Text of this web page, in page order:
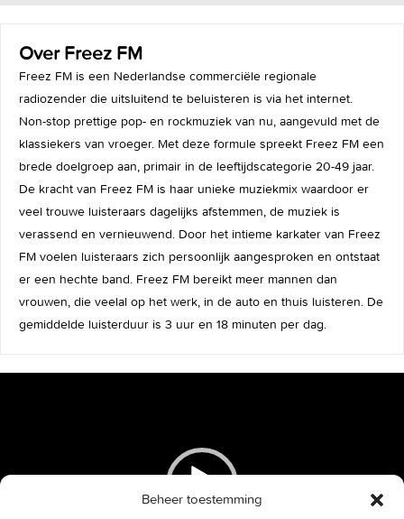
Beheer toestemming
Over Freez FM
Freez FM is een Nederlandse commerciële regionale
radiozender die uitsluitend te beluisteren is via het internet.
Non-stop prettige pop- en rockmuziek van nu, aangevuld met de
klassiekers van vroeger. Met deze formule spreekt Freez FM een
brede doelgroep aan, primair in de leeftijdscategorie 20-49 jaar.
De kracht van Freez FM is haar unieke muziekmix waardoor er
veel trouwe luisteraars dagelijks afstemmen, de muziek is
verassend en vernieuwend. Door het intieme karkater van Freez
FM voelen luisteraars zich persoonlijk aangesproken en ontstaat
er een hechte band. Freez FM bereikt meer mannen dan
vrouwen, die veelal op het werk, in de auto en thuis luisteren. De
gemiddelde luisterduur is 3 uur en 18 minuten per dag.